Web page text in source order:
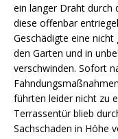
ein langer Draht
diese offenbar
Geschädigte eine
den Garten und in
verschwinden. Sofort
führten leider nicht zu
Terrassentür blieb
Sachschaden in Höhe